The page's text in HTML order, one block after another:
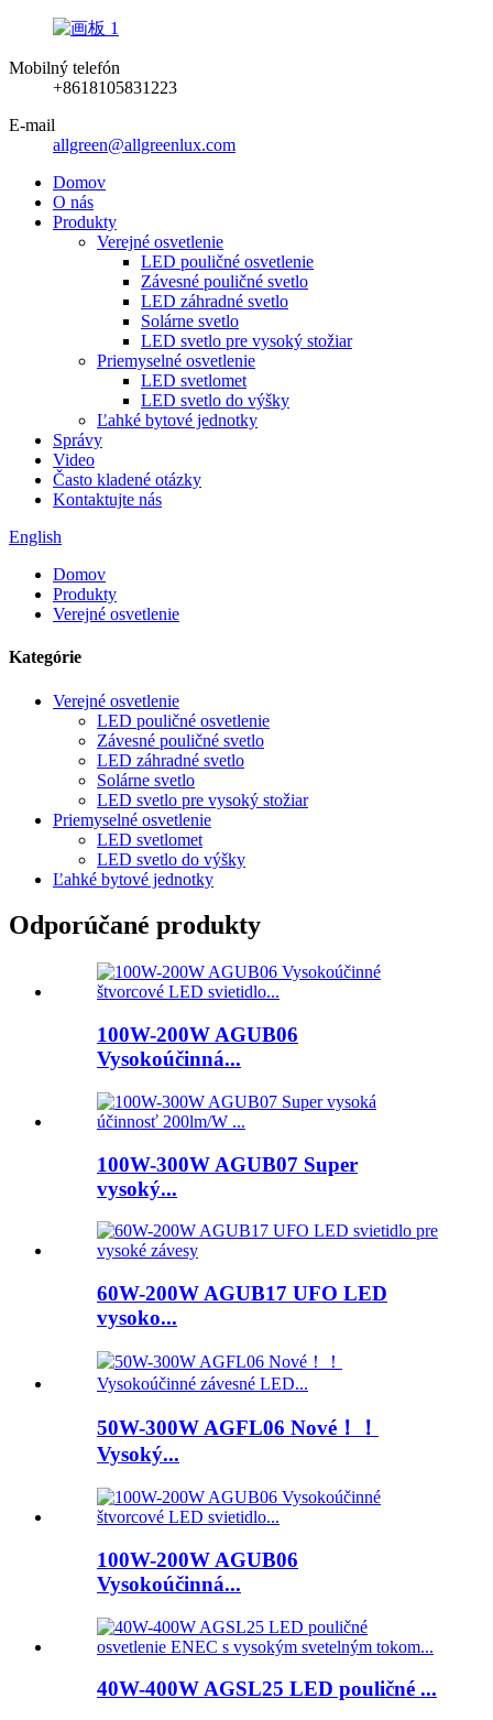
Mobilný telefón
+8618105831223
E-mail
allgreen@allgreenlux.com
Domov
O nás
Produkty
Verejné osvetlenie
LED pouličné osvetlenie
Závesné pouličné svetlo
LED záhradné svetlo
Solárne svetlo
LED svetlo pre vysoký stožiar
Priemyselné osvetlenie
LED svetlomet
LED svetlo do výšky
Ľahké bytové jednotky
Správy
Video
Často kladené otázky
Kontaktujte nás
English
Domov
Produkty
Verejné osvetlenie
Kategórie
Verejné osvetlenie
LED pouličné osvetlenie
Závesné pouličné svetlo
LED záhradné svetlo
Solárne svetlo
LED svetlo pre vysoký stožiar
Priemyselné osvetlenie
LED svetlomet
LED svetlo do výšky
Ľahké bytové jednotky
Odporúčané produkty
100W-200W AGUB06
Vysokoúčinná...
100W-300W AGUB07 Super
vysoký...
60W-200W AGUB17 UFO LED
vysoko...
50W-300W AGFL06 Nové！！
Vysoký...
100W-200W AGUB06
Vysokoúčinná...
40W-400W AGSL25 LED pouličné ...